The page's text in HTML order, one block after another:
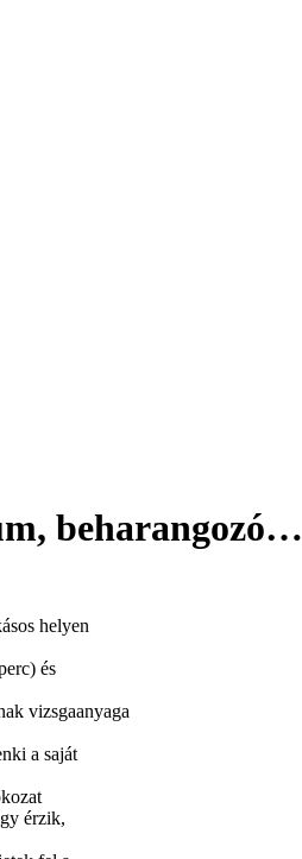
beharangozó…
helyen
és
vizsgaanyaga
a saját
érzik,